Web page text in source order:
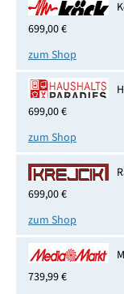
699,00 €
zum Shop
699,00 €
zum Shop
699,00 €
zum Shop
739,99 €